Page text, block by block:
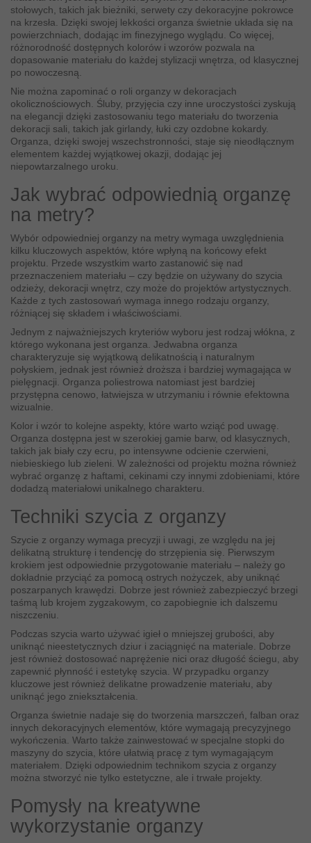
stołowych, takich jak bieżniki, serwety czy dekoracyjne pokrowce
na krzesła. Dzięki swojej lekkości organza świetnie układa się na
powierzchniach, dodając im finezyjnego wyglądu. Co więcej,
różnorodność dostępnych kolorów i wzorów pozwala na
dopasowanie materiału do każdej stylizacji wnętrza, od klasycznej
po nowoczesną.
Nie można zapominać o roli organzy w dekoracjach
okolicznościowych. Śluby, przyjęcia czy inne uroczystości zyskują
na elegancji dzięki zastosowaniu tego materiału do tworzenia
dekoracji sali, takich jak girlandy, łuki czy ozdobne kokardy.
Organza, dzięki swojej wszechstronności, staje się nieodłącznym
elementem każdej wyjątkowej okazji, dodając jej
niepowtarzalnego uroku.
Jak wybrać odpowiednią organzę
na metry?
Wybór odpowiedniej organzy na metry wymaga uwzględnienia
kilku kluczowych aspektów, które wpłyną na końcowy efekt
projektu. Przede wszystkim warto zastanowić się nad
przeznaczeniem materiału – czy będzie on używany do szycia
odzieży, dekoracji wnętrz, czy może do projektów artystycznych.
Każde z tych zastosowań wymaga innego rodzaju organzy,
różniącej się składem i właściwościami.
Jednym z najważniejszych kryteriów wyboru jest rodzaj włókna, z
którego wykonana jest organza. Jedwabna organza
charakteryzuje się wyjątkową delikatnością i naturalnym
połyskiem, jednak jest również droższa i bardziej wymagająca w
pielęgnacji. Organza poliestrowa natomiast jest bardziej
przystępna cenowo, łatwiejsza w utrzymaniu i równie efektowna
wizualnie.
Kolor i wzór to kolejne aspekty, które warto wziąć pod uwagę.
Organza dostępna jest w szerokiej gamie barw, od klasycznych,
takich jak biały czy ecru, po intensywne odcienie czerwieni,
niebieskiego lub zieleni. W zależności od projektu można również
wybrać organzę z haftami, cekinami czy innymi zdobieniami, które
dodadzą materiałowi unikalnego charakteru.
Techniki szycia z organzy
Szycie z organzy wymaga precyzji i uwagi, ze względu na jej
delikatną strukturę i tendencję do strzępienia się. Pierwszym
krokiem jest odpowiednie przygotowanie materiału – należy go
dokładnie przyciąć za pomocą ostrych nożyczek, aby uniknąć
poszarpanych krawędzi. Dobrze jest również zabezpieczyć brzegi
taśmą lub krojem zygzakowym, co zapobiegnie ich dalszemu
niszczeniu.
Podczas szycia warto używać igieł o mniejszej grubości, aby
uniknąć nieestetycznych dziur i zaciągnięć na materiale. Dobrze
jest również dostosować naprężenie nici oraz długość ściegu, aby
zapewnić płynność i estetykę szycia. W przypadku organzy
kluczowe jest również delikatne prowadzenie materiału, aby
uniknąć jego zniekształcenia.
Organza świetnie nadaje się do tworzenia marszczeń, falban oraz
innych dekoracyjnych elementów, które wymagają precyzyjnego
wykończenia. Warto także zainwestować w specjalne stopki do
maszyny do szycia, które ułatwią pracę z tym wymagającym
materiałem. Dzięki odpowiednim technikom szycia z organzy
można stworzyć nie tylko estetyczne, ale i trwałe projekty.
Pomysły na kreatywne
wykorzystanie organzy